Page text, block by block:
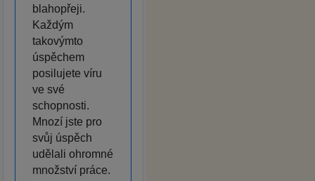
blahopřeji.
Každým
takovýmto
úspěchem
posilujete víru
ve své
schopnosti.
Mnozí jste pro
svůj úspěch
udělali ohromné
množství práce.